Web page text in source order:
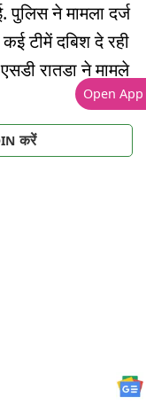
पुलिस ने मामला दर्ज
टीमें दबिश दे रही
रातडा ने मामले
करें
Open App